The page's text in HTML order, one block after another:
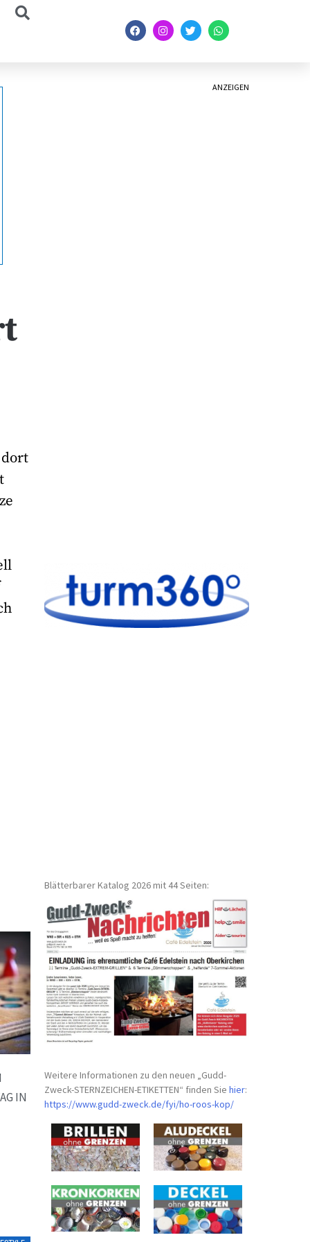
IN
ANZEIGEN
Blätterbarer Katalog 2026 mit 44 Seiten:
Weitere Informationen zu den neuen „Gudd-
Zweck-STERNZEICHEN-ETIKETTEN“ finden Siehier:
https://www.gudd-zweck.de/fyi/ho-roos-kop/